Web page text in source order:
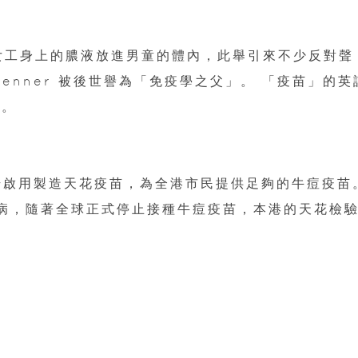
上的膿液放進男童的體內，此舉引來不少反對聲
被後世譽為「免疫學之父」。 「疫苗」的英
用製造天花疫苗，為全港市民提供足夠的牛痘疫苗
隨著全球正式停止接種牛痘疫苗，本港的天花檢